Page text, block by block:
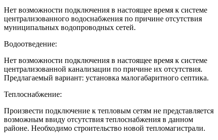
Нет возможности подключения в настоящее время к системе
централизованного водоснабжения по причине отсутствия
муниципальных водопроводных сетей.
Водоотведение:
Нет возможности подключения в настоящее время к системе
централизованной канализации по причине их отсутствия.
Предлагаемый вариант: установка малогабаритного септика.
Теплоснабжение:
Произвести подключение к тепловым сетям не представляется
возможным ввиду отсутствия теплоснабжения в данном
районе. Необходимо строительство новой тепломагистрали.